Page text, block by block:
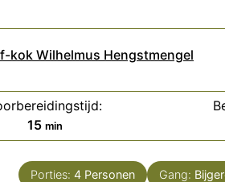
kok Wilhelmus Hengstmengel
15minuten
min
Porties: 4 Personen Gang: